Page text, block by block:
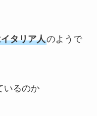
タリア人のようで
いるのか